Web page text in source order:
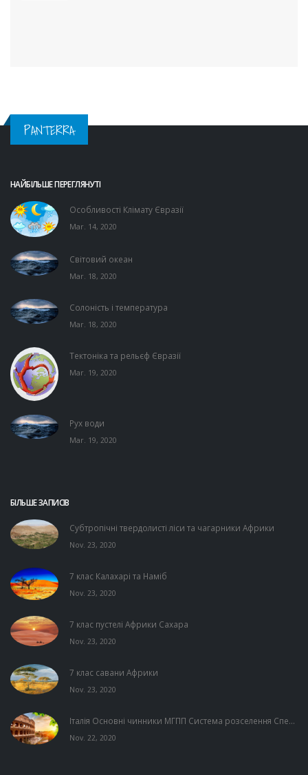
PANTERRA
НАЙБІЛЬШЕ ПЕРЕГЛЯНУТІ
Особливості Клімату Євразії
Mar. 14, 2020
Світовий океан
Mar. 18, 2020
Солоність і температура
Mar. 18, 2020
Тектоніка та рельєф Євразії
Mar. 19, 2020
Рух води
Mar. 19, 2020
БІЛЬШЕ ЗАПИСІВ
Субтропічні твердолисті ліси та чагарники Африки
Nov. 23, 2020
7 клас Калахарі та Наміб
Nov. 23, 2020
7 клас пустелі Африки Сахара
Nov. 23, 2020
7 клас савани Африки
Nov. 23, 2020
Італія Основні чинники МГПП Система розселення Спе...
Nov. 22, 2020